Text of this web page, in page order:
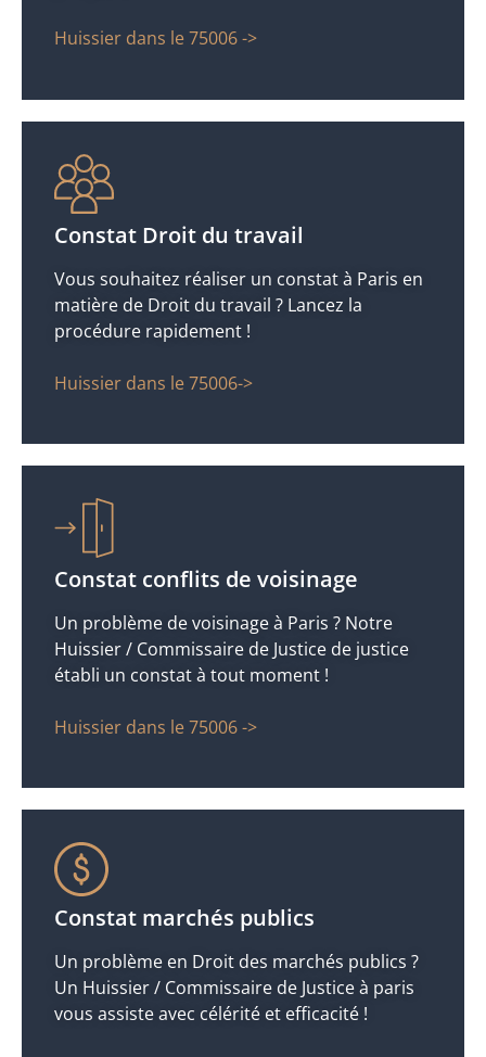
Huissier dans le 75006 ->
Constat Droit du travail
Vous souhaitez réaliser un constat à Paris en
matière de Droit du travail ? Lancez la
procédure rapidement !
Huissier dans le 75006->
Constat conflits de voisinage
Un problème de voisinage à Paris ? Notre
Huissier / Commissaire de Justice de justice
établi un constat à tout moment !
Huissier dans le 75006 ->
Constat marchés publics
Un problème en Droit des marchés publics ?
Un Huissier / Commissaire de Justice à paris
vous assiste avec célérité et efficacité !